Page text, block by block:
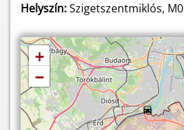
Helyszín:Szigetszentmiklós, M0
+
−